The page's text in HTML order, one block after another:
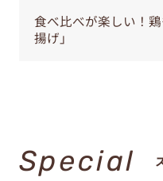
食べ比べが楽しい！
揚げ」
Special